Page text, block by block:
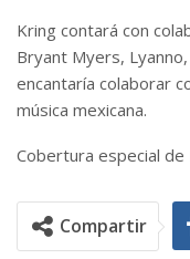
Kring contará con
Bryant Myers,
encantaría colaborar
música mexicana.
Cobertura especial de
Compartir